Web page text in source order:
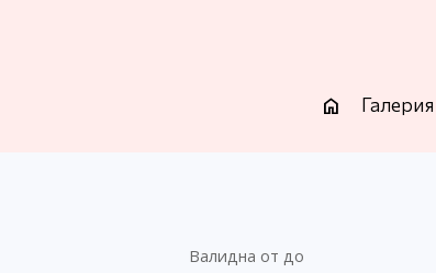
home Галерия
Валидна от до